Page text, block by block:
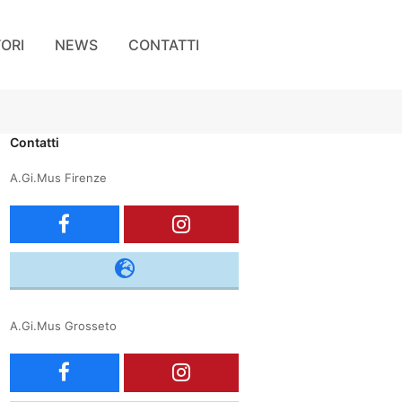
NEWS CONTATTI
Contatti
A.Gi.Mus Firenze
e
I
a
A.Gi.Mus Grosseto
I